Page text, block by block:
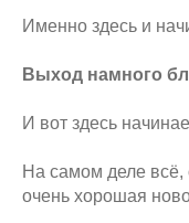
Именно здесь и
Выход намного
И вот здесь
На самом деле
очень хорошая